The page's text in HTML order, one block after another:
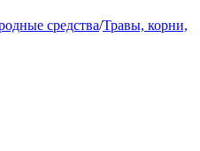
средства/Травы, корни,